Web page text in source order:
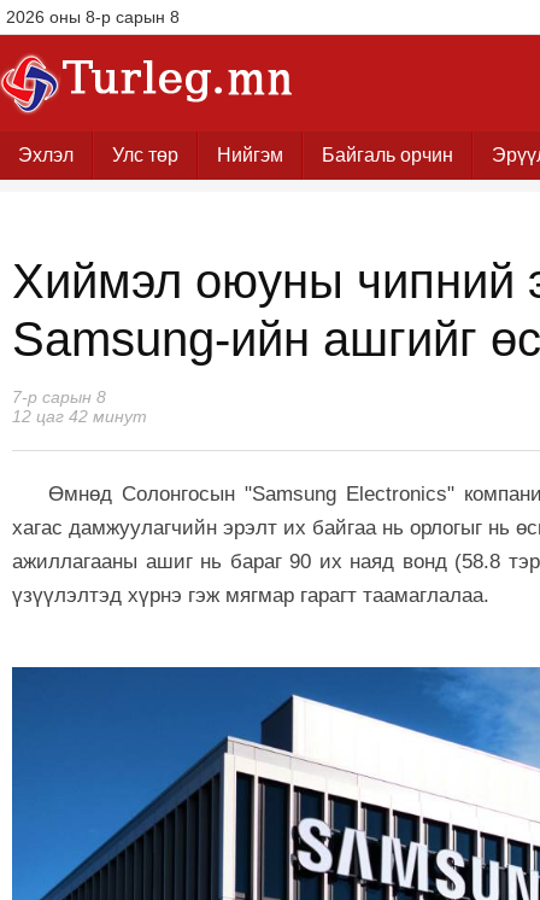
2026 оны 8-р сарын 8
Эхлэл Улс төр Нийгэм Байгаль орчин
Хиймэл оюуны чипний
Samsung-ийн ашгийг
7-р сарын 8
12 цаг 42 минут
Өмнөд Солонгосын "Samsung Electronics"
хагас дамжуулагчийн эрэлт их байгаа нь орлогыг нь
ажиллагааны ашиг нь бараг 90 их наяд вонд (58.8
үзүүлэлтэд хүрнэ гэж мягмар гарагт таамаглалаа.